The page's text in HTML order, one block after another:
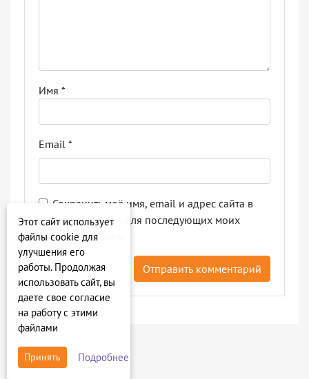
Имя *
Email *
Сохранить моё имя, email и адрес сайта в
этом браузере для последующих моих
комментариев.
Этот сайт использует
файлы cookie для
улучшения его
работы. Продолжая
использовать сайт, вы
даете свое согласие
на работу с этими
файлами
Принять Подробнее